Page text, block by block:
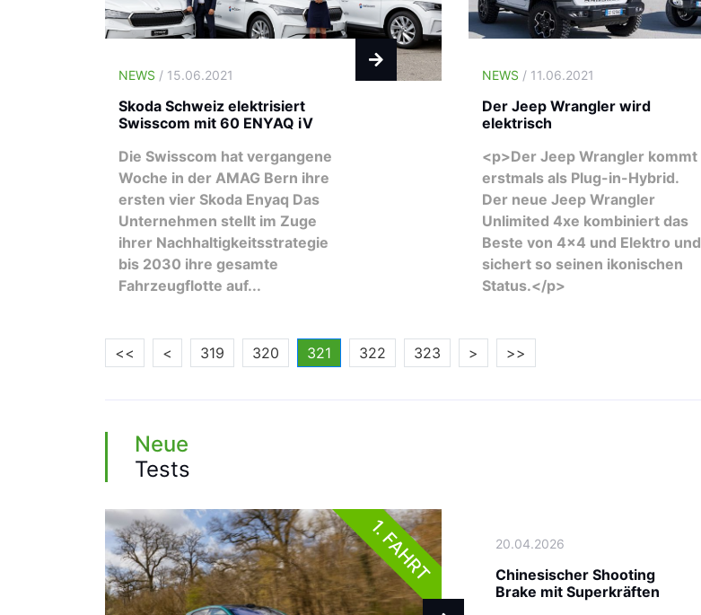
NEWS / 15.06.2021
Skoda Schweiz elektrisiert
Swisscom mit 60 ENYAQ iV
Die Swisscom hat vergangene
Woche in der AMAG Bern ihre
ersten vier Skoda Enyaq Das
Unternehmen stellt im Zuge
ihrer Nachhaltigkeitsstrategie
bis 2030 ihre gesamte
Fahrzeugflotte auf...
NEWS / 11.06.2021
Der Jeep Wrangler wird
elektrisch
<p>Der Jeep Wrangler kommt
erstmals als Plug-in-Hybrid.
Der neue Jeep Wrangler
Unlimited 4xe kombiniert das
Beste von 4x4 und Elektro und
sichert so seinen ikonischen
Status.</p>
<< < 319 320 321 322 323 > >>
Neue
Tests
1. FAHRT 20.04.2026
Chinesischer Shooting
Brake mit Superkräften